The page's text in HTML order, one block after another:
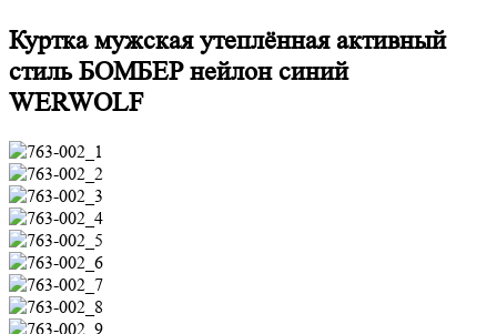
Куртка мужская утеплённая активный
стиль БОМБЕР нейлон синий
WERWOLF